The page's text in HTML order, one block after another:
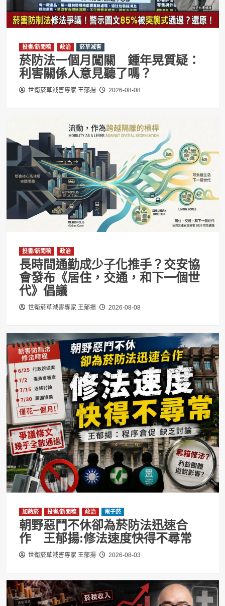
投書/新聞稿 政治 菸草減害
菸防法一個月闖關 鍾年晃質疑：
利害關係人意見聽了嗎？
世衛菸草減害專家 王郁揚 2026-08-08
投書/新聞稿 政治
長時間通勤成少子化推手？交安協
會發布《居住，交通，和下一個世
代》倡議
世衛菸草減害專家 王郁揚 2026-08-08
加熱菸 投書/新聞稿 政治 電子菸
朝野惡鬥不休卻為菸防法迅速合
作 王郁揚:修法速度快得不尋常
世衛菸草減害專家 王郁揚 2026-08-03